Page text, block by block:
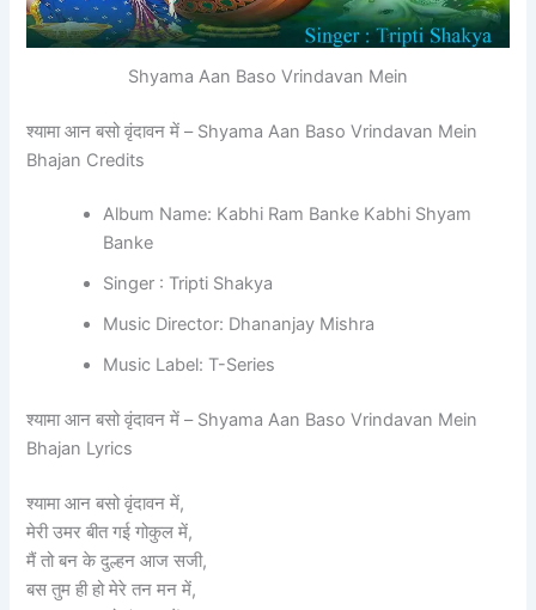
Shyama Aan Baso Vrindavan Mein
श्यामा आन बसो वृंदावन में – Shyama Aan Baso Vrindavan Mein
Bhajan Credits
Album Name: Kabhi Ram Banke Kabhi Shyam
Banke
Singer : Tripti Shakya
Music Director: Dhananjay Mishra
Music Label: T-Series
श्यामा आन बसो वृंदावन में – Shyama Aan Baso Vrindavan Mein
Bhajan Lyrics
श्यामा आन बसो वृंदावन में,
मेरी उमर बीत गई गोकुल में,
मैं तो बन के दुल्हन आज सजी,
बस तुम ही हो मेरे तन मन में,